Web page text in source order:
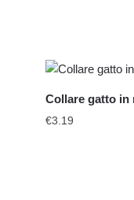
Collare gatto in
€3.19